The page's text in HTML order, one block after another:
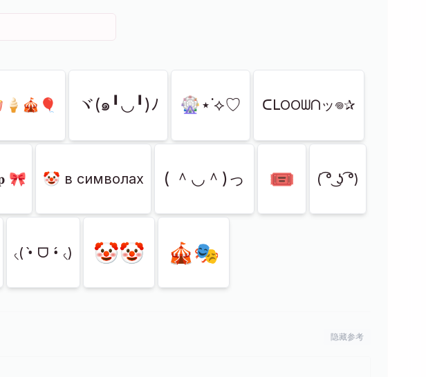
ヾ(๑╹◡╹)ﾉ 🎡⋆˙⟡♡ ᑕᒪOOᗯᑎッ𖦹✰
🎀 🤡 в символах ( ＾◡＾)っ 🎟️ ( ͡° ͜ʖ ͡°)
৻( •̀ ᗜ •́ ৻) 🤡🤡 🎪🎭
隐藏参考